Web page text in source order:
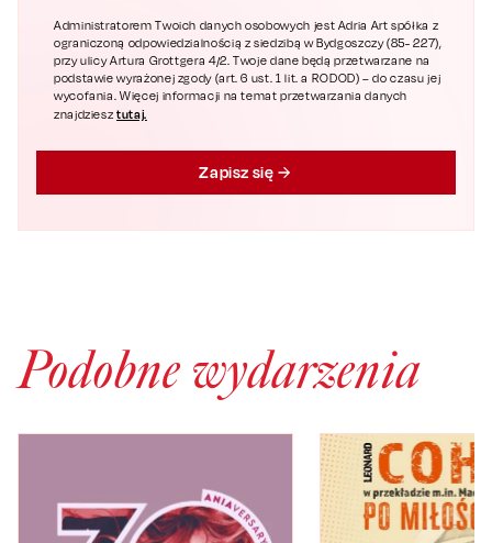
Administratorem Twoich danych osobowych jest Adria Art spółka z
ograniczoną odpowiedzialnością z siedzibą w Bydgoszczy (85- 227),
przy ulicy Artura Grottgera 4/2. Twoje dane będą przetwarzane na
podstawie wyrażonej zgody (art. 6 ust. 1 lit. a RODOD) – do czasu jej
wycofania. Więcej informacji na temat przetwarzania danych
znajdziesztutaj.
Zapisz się
Podobne wydarzenia